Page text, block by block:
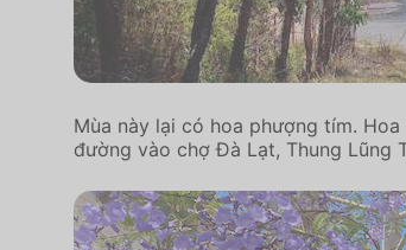
Mùa này lại có hoa phượng tím.
đường vào chợ Đà Lạt, Thung Lũng